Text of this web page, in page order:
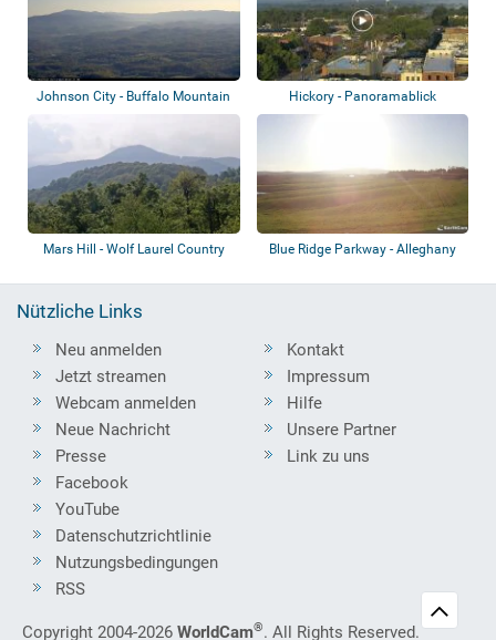
Johnson City - Buffalo Mountain
Hickory - Panoramablick
Mars Hill - Wolf Laurel Country
Blue Ridge Parkway - Alleghany
Nützliche Links
Neu anmelden
Jetzt streamen
Webcam anmelden
Neue Nachricht
Presse
Kontakt
Impressum
Hilfe
Unsere Partner
Link zu uns
Facebook
YouTube
Datenschutzrichtlinie
Nutzungsbedingungen
RSS
Copyright 2004-2026 WorldCam®. All Rights Reserved.